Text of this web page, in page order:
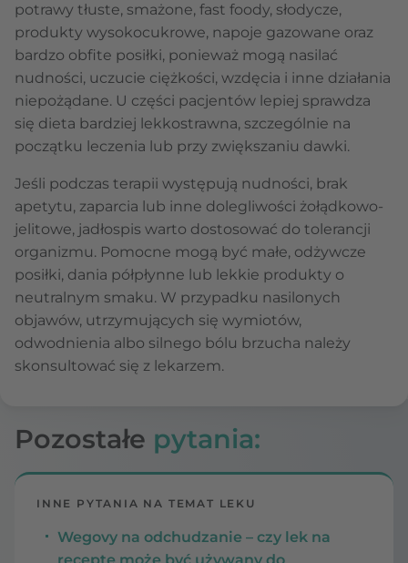
potrawy tłuste, smażone, fast foody, słodycze,
produkty wysokocukrowe, napoje gazowane oraz
bardzo obfite posiłki, ponieważ mogą nasilać
nudności, uczucie ciężkości, wzdęcia i inne działania
niepożądane. U części pacjentów lepiej sprawdza
się dieta bardziej lekkostrawna, szczególnie na
początku leczenia lub przy zwiększaniu dawki.
Jeśli podczas terapii występują nudności, brak
apetytu, zaparcia lub inne dolegliwości żołądkowo-
jelitowe, jadłospis warto dostosować do tolerancji
organizmu. Pomocne mogą być małe, odżywcze
posiłki, dania półpłynne lub lekkie produkty o
neutralnym smaku. W przypadku nasilonych
objawów, utrzymujących się wymiotów,
odwodnienia albo silnego bólu brzucha należy
skonsultować się z lekarzem.
Pozostałe pytania:
INNE PYTANIA NA TEMAT LEKU
Wegovy na odchudzanie – czy lek na